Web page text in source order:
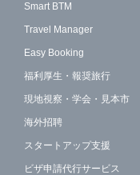
Smart BTM
Travel Manager
Easy Booking
福利厚生・報奨旅行
現地視察・学会・見本市
海外招聘
スタートアップ支援
ビザ申請代行サービス